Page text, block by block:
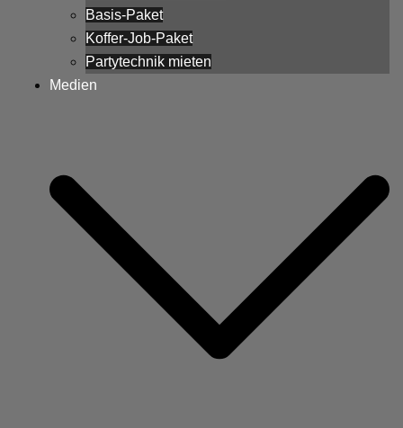
Basis-Paket
Koffer-Job-Paket
Partytechnik mieten
Medien